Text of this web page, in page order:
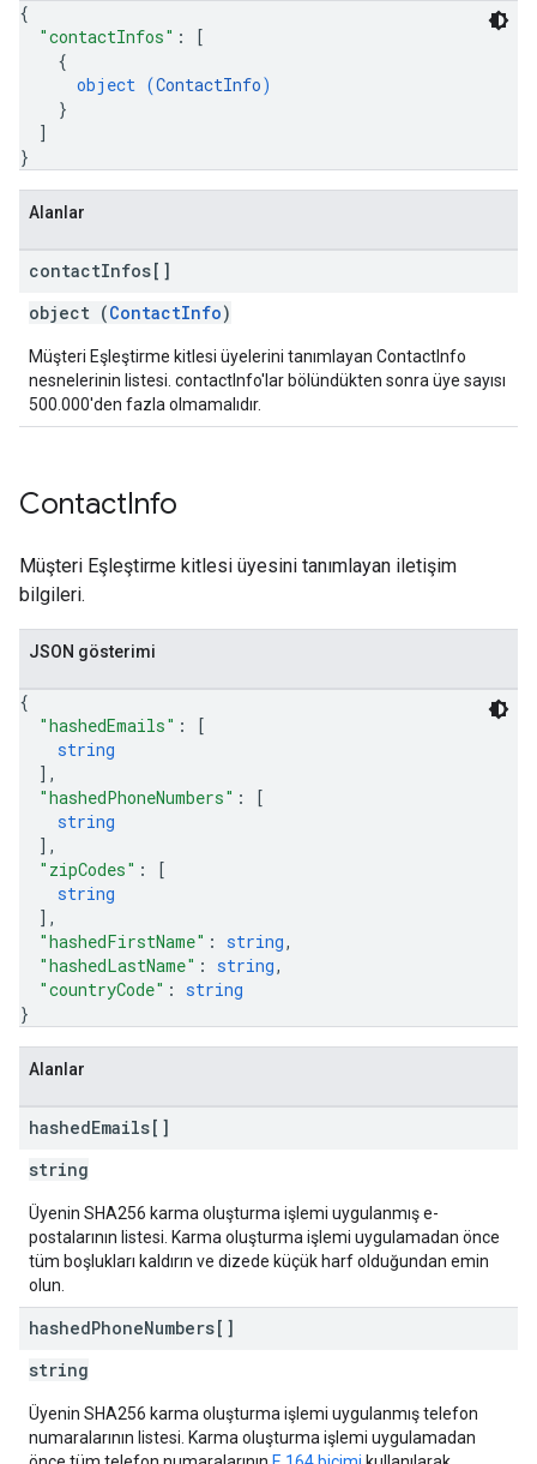
{
"contactInfos" :
[
{
object (ContactInfo)
}
]
}
Alanlar
contactInfos[]
object (ContactInfo)
Müşteri Eşleştirme kitlesi üyelerini tanımlayan ContactInfo
nesnelerinin listesi. contactInfo'lar bölündükten sonra üye sayısı
500.000'den fazla olmamalıdır.
ContactInfo
Müşteri Eşleştirme kitlesi üyesini tanımlayan iletişim
bilgileri.
JSON gösterimi
{
"hashedEmails" :
[
string
] ,
"hashedPhoneNumbers" :
[
string
] ,
"zipCodes" :
[
string
] ,
"hashedFirstName" : string,
"hashedLastName" : string,
"countryCode" : string
}
Alanlar
hashedEmails[]
string
Üyenin SHA256 karma oluşturma işlemi uygulanmış e-
postalarının listesi. Karma oluşturma işlemi uygulamadan önce
tüm boşlukları kaldırın ve dizede küçük harf olduğundan emin
olun.
hashedPhoneNumbers[]
string
Üyenin SHA256 karma oluşturma işlemi uygulanmış telefon
numaralarının listesi. Karma oluşturma işlemi uygulamadan